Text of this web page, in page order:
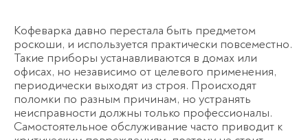
Кофеварка давно перестала быть предметом
роскоши, и используется практически повсеместно.
Такие приборы устанавливаются в домах или
офисах, но независимо от целевого применения,
периодически выходят из строя. Происходят
поломки по разным причинам, но устранять
неисправности должны только профессионалы.
Самостоятельное обслуживание часто приводит к